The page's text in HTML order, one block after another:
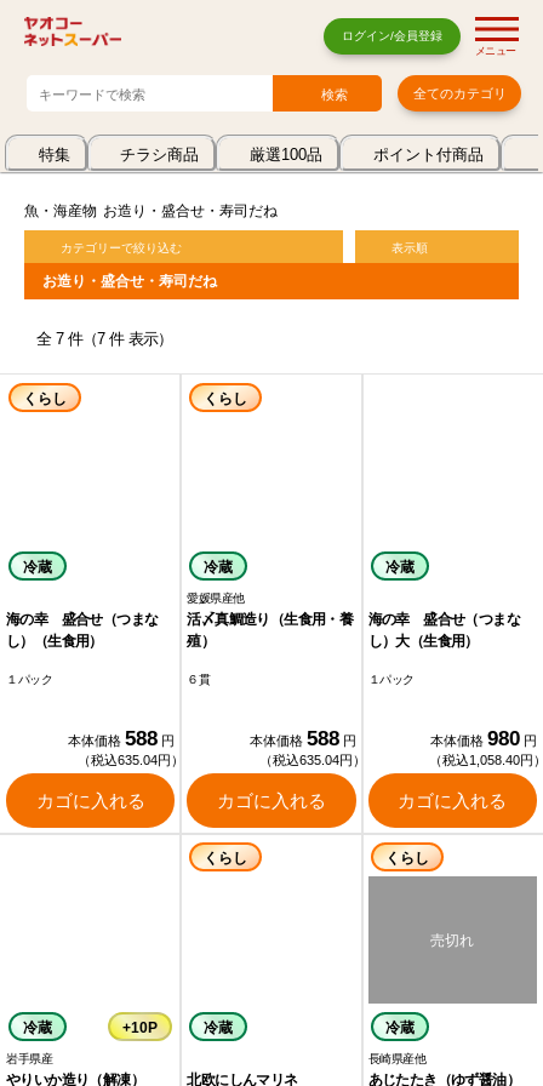
ログイン/会員登録
メニュー
全てのカテゴリ
特集 チラシ商品 厳選100品 ポイント付商品
魚・海産物 お造り・盛合せ・寿司だね
カテゴリーで絞り込む 表示順
お造り・盛合せ・寿司だね
全 7 件（7 件 表示）
くらし
冷蔵
海の幸 盛合せ（つまな
し）（生食用）
１パック
本体価格 588 円
（税込635.04円）
カゴに入れる
くらし
冷蔵
愛媛県産他
活〆真鯛造り（生食用・養
殖）
６貫
本体価格 588 円
（税込635.04円）
カゴに入れる
冷蔵
海の幸 盛合せ（つまな
し）大（生食用）
１パック
本体価格 980 円
（税込1,058.40円
カゴに入れる
冷蔵 +10P
岩手県産
やりいか造り（解凍）
くらし
冷蔵
北欧にしんマリネ
くらし
冷蔵
長崎県産他
あじたたき（ゆず醤油）